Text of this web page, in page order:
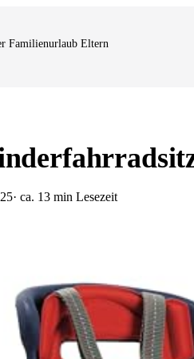
Familienurlaub Eltern
· ca. 13 min Lesezeit